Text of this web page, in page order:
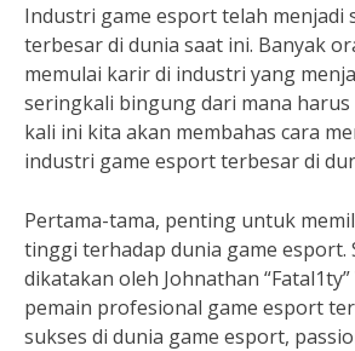
Industri game esport telah menjadi
terbesar di dunia saat ini. Banyak
memulai karir di industri yang
seringkali bingung dari mana harus
kali ini kita akan membahas cara
industri game esport terbesar di
Pertama-tama, penting untuk
tinggi terhadap dunia game esport.
dikatakan oleh Johnathan
pemain profesional game esport
sukses di dunia game esport,